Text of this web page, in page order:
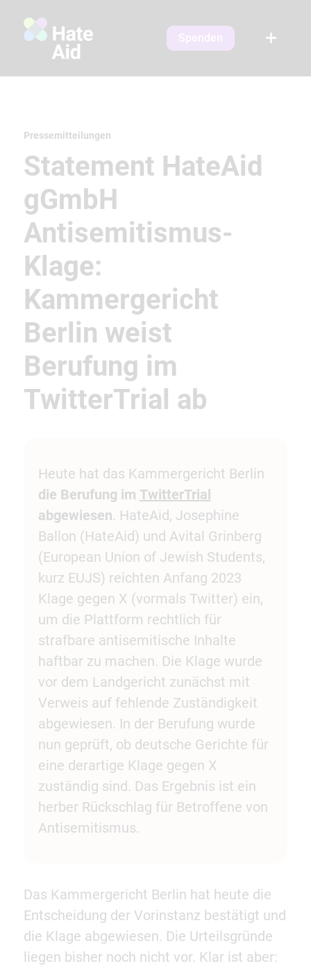
Spenden
Pressemitteilungen
Statement HateAid
gGmbH
Antisemitismus-
Klage:
Kammergericht
Berlin weist
Berufung im
TwitterTrial ab
Heute hat das Kammergericht Berlin
die Berufung im TwitterTrial
abgewiesen. HateAid, Josephine
Ballon (HateAid) und Avital Grinberg
(European Union of Jewish Students,
kurz EUJS) reichten Anfang 2023
Klage gegen X (vormals Twitter) ein,
um die Plattform rechtlich für
strafbare antisemitische Inhalte
haftbar zu machen. Die Klage wurde
vor dem Landgericht zunächst mit
Verweis auf fehlende Zuständigkeit
abgewiesen. In der Berufung wurde
nun geprüft, ob deutsche Gerichte für
eine derartige Klage gegen X
zuständig sind. Das Ergebnis ist ein
herber Rückschlag für Betroffene von
Antisemitismus.
Das Kammergericht Berlin hat heute die
Entscheidung der Vorinstanz bestätigt und
die Klage abgewiesen. Die Urteilsgründe
liegen bisher noch nicht vor. Klar ist aber: